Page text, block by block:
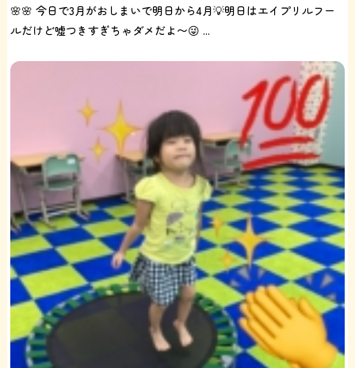
🌸🌸 今日で3月がおしまいで明日から4月💡明日はエイプリルフー
ルだけど嘘つきすぎちゃダメだよ〜😜 ...